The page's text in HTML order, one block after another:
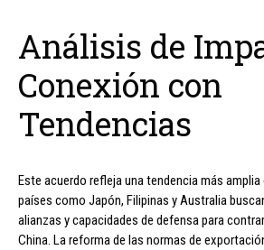
Análisis de
Conexión con
Tendencias
Este acuerdo refleja una tendencia más amplia
países como Japón, Filipinas y Australia
alianzas y capacidades de defensa para
China. La reforma de las normas de